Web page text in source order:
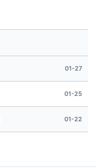
01-27
01-25
01-22